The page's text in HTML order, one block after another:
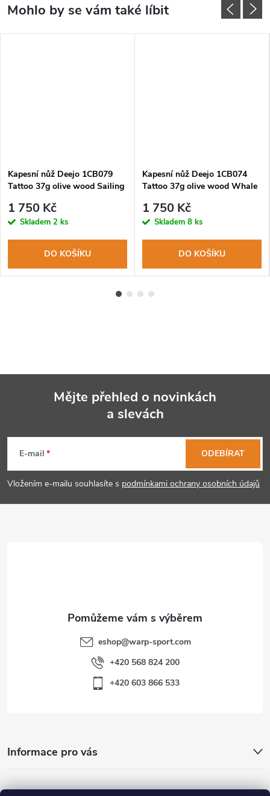
Kapesní nůž Deejo 1CB079
Tattoo 37g olive wood Sailing
1 750 Kč
Skladem 2 ks
DO KOŠÍKU
Kapesní nůž Deejo 1CB074
Tattoo 37g olive wood Whale
1 750 Kč
Skladem 8 ks
DO KOŠÍKU
p
a
Mějte přehled o novinkách
a slevách
E-mail
Vložením e-mailu souhlasíte s podmínkami ochrany osobních údajů
ODEBÍRAT
eshop@warp-sport.com
+420 568 824 200
+420 603 866 533
Informace pro vás